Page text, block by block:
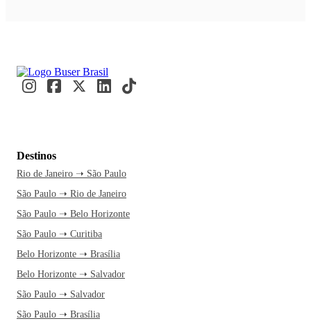
Destinos
Rio de Janeiro ➝ São Paulo
São Paulo ➝ Rio de Janeiro
São Paulo ➝ Belo Horizonte
São Paulo ➝ Curitiba
Belo Horizonte ➝ Brasília
Belo Horizonte ➝ Salvador
São Paulo ➝ Salvador
São Paulo ➝ Brasília